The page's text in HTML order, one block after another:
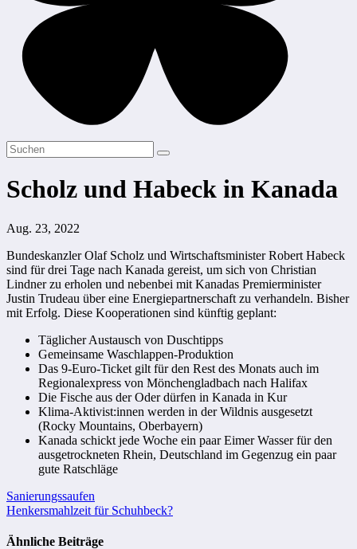
Scholz und Habeck in Kanada
Aug. 23, 2022
Bundeskanzler Olaf Scholz und Wirtschaftsminister Robert Habeck
sind für drei Tage nach Kanada gereist, um sich von Christian
Lindner zu erholen und nebenbei mit Kanadas Premierminister
Justin Trudeau über eine Energiepartnerschaft zu verhandeln. Bisher
mit Erfolg. Diese Kooperationen sind künftig geplant:
Täglicher Austausch von Duschtipps
Gemeinsame Waschlappen-Produktion
Das 9-Euro-Ticket gilt für den Rest des Monats auch im
Regionalexpress von Mönchengladbach nach Halifax
Die Fische aus der Oder dürfen in Kanada in Kur
Klima-Aktivist:innen werden in der Wildnis ausgesetzt
(Rocky Mountains, Oberbayern)
Kanada schickt jede Woche ein paar Eimer Wasser für den
ausgetrockneten Rhein, Deutschland im Gegenzug ein paar
gute Ratschläge
Beitragsnavigation
Sanierungssaufen
Henkersmahlzeit für Schuhbeck?
Ähnliche Beiträge